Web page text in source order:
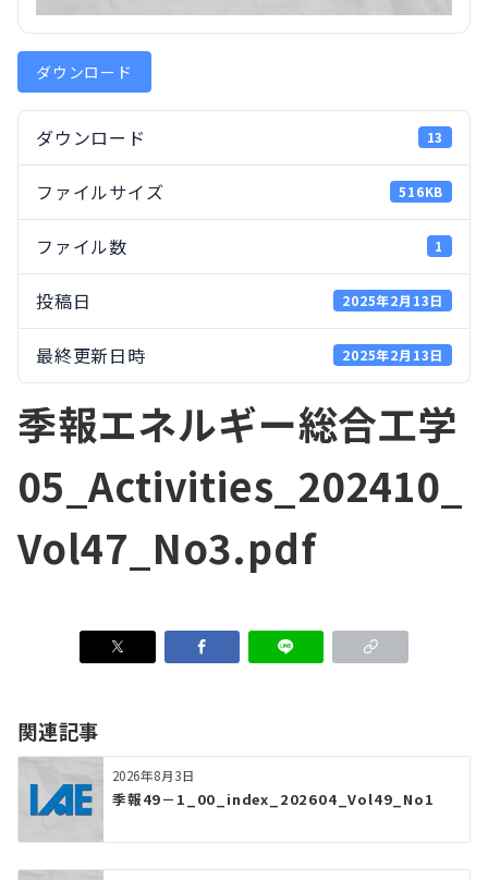
ダウンロード
ダウンロード 13
ファイルサイズ 516KB
ファイル数 1
投稿日 2025年2月13日
最終更新日時 2025年2月13日
季報エネルギー総合工学
05_Activities_202410_
Vol47_No3.pdf
関連記事
2026年8月3日
季報49－1_00_index_202604_Vol49_No1